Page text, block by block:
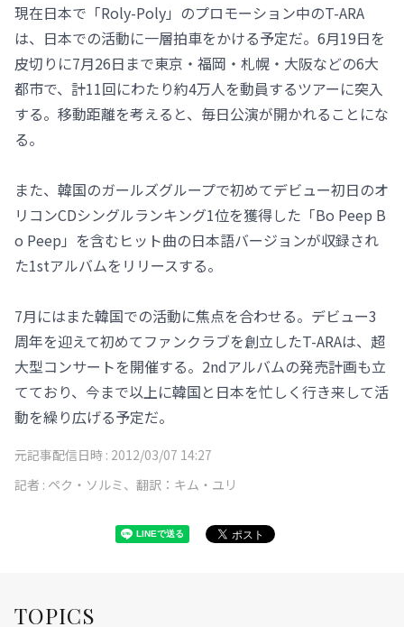
現在日本で「Roly-Poly」のプロモーション中のT-ARA
は、日本での活動に一層拍車をかける予定だ。6月19日を
皮切りに7月26日まで東京・福岡・札幌・大阪などの6大
都市で、計11回にわたり約4万人を動員するツアーに突入
する。移動距離を考えると、毎日公演が開かれることにな
る。
また、韓国のガールズグループで初めてデビュー初日のオ
リコンCDシングルランキング1位を獲得した「Bo Peep B
o Peep」を含むヒット曲の日本語バージョンが収録され
た1stアルバムをリリースする。
7月にはまた韓国での活動に焦点を合わせる。デビュー3
周年を迎えて初めてファンクラブを創立したT-ARAは、超
大型コンサートを開催する。2ndアルバムの発売計画も立
てており、今まで以上に韓国と日本を忙しく行き来して活
動を繰り広げる予定だ。
元記事配信日時 : 2012/03/07 14:27
記者 : ペク・ソルミ、翻訳：キム・ユリ
TOPICS